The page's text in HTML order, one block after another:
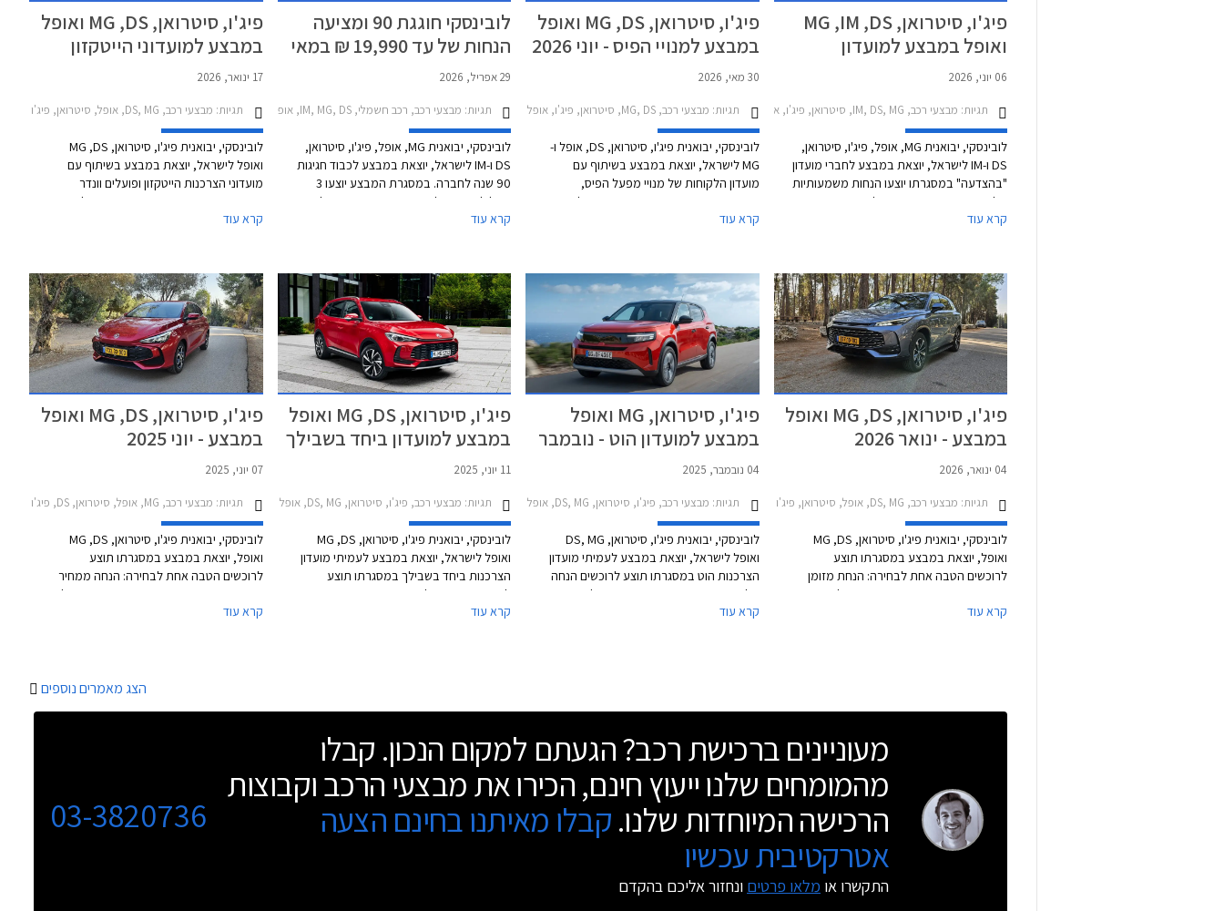
פיג'ו, סיטרואן, MG ,IM ,DS
ואופל במבצע למועדון
בהצדעה - יוני 2026
06 יוני, 2026
תגיות: מבצעי רכב, IM, DS, MG, סיטרואן, פיג'ו, אופל
לובינסקי, יבואנית MG, אופל, פיג'ו, סיטרואן,
DS ו-IM לישראל, יוצאת במבצע לחברי מועדון
"בהצדעה" במסגרתו יוצעו הנחות משמעותיות
של 3,000 עד 24,500 ₪ על מגוון דגמים.
קרא עוד
פיג'ו, סיטרואן, MG ,DS ואופל
במבצע למנויי הפיס - יוני 2026
30 מאי, 2026
תגיות: מבצעי רכב, MG, DS, סיטרואן, פיג'ו, אופל
לובינסקי, יבואנית פיג'ו, סיטרואן, DS, אופל ו-
MG לישראל, יוצאת במבצע בשיתוף עם
מועדון הלקוחות של מנויי מפעל הפיס,
במסגרתו יוצעו מגוון דגמים בהנחות של
עשרות אלפי שקלים ממחיר המחירון
במחירים זולים משמעותית ממחירם כחדשים.
המבצע תקף עד 5 ביוני 2026.
קרא עוד
לובינסקי חוגגת 90 ומציעה
הנחות של עד 19,990 ₪ במאי
2026
29 אפריל, 2026
תגיות: מבצעי רכב, רכב חשמלי, IM, MG, DS, אופל, פיג'ו, סיטרואן, רכב חשמלי
לובינסקי, יבואנית MG, אופל, פיג'ו, סיטרואן,
DS ו-IM לישראל, יוצאת במבצע לכבוד חגיגות
90 שנה לחברה. במסגרת המבצע יוצעו 3
מסלולי רכישה לבחירה: הנחה כספית של עד
19,990 ₪ בעסקת מזומן, טרייד-אין במחיר
בפריסה של 90 תשלומים עם ריבית - עד
5.9% צמוד מדד, בהתאם למותג. בנוסף
מוצעים מגוון רכבי יד ראשונה 0 ק"מ מיבואן
במחירים זולים משמעותית ביחס למחירם
כחדשים. המבצע תקף בין התאריכים 4-8
במאי 2026 או עד גמר המלאי.
קרא עוד
פיג'ו, סיטרואן, MG ,DS ואופל
במבצע למועדוני הייטקזון
ופועלים וונדר - ינואר 2026
17 ינואר, 2026
תגיות: מבצעי רכב, DS, MG, אופל, סיטרואן, פיג'ו
לובינסקי, יבואנית פיג'ו, סיטרואן, MG ,DS
ואופל לישראל, יוצאת במבצע בשיתוף עם
מועדוני הצרכנות הייטקזון ופועלים וונדר
במסגרתו יוצעו מגוון דגמים בהנחות של עד
12,000 ₪ ממחיר המחירון בעסקאות מזומן.
ק"מ מיבואן במחירים זולים בעשרות אלפי
שקלים ביחס למחירם כחדשים. המבצע תקף
עד 31 בינואר 2026.
קרא עוד
פיג'ו, סיטרואן, MG ,DS ואופל
במבצע - ינואר 2026
04 ינואר, 2026
תגיות: מבצעי רכב, DS, MG, אופל, סיטרואן, פיג'ו
לובינסקי, יבואנית פיג'ו, סיטרואן, MG ,DS
ואופל, יוצאת במבצע במסגרתו תוצע
לרוכשים הטבה אחת לבחירה: הנחת מזומן
ממחיר המחירון, עסקת טרייד-אין על הרכב
קרא עוד
פיג'ו, סיטרואן, MG ואופל
במבצע למועדון הוט - נובמבר
2025
04 נובמבר, 2025
תגיות: מבצעי רכב, פיג'ו, סיטרואן, DS, MG, אופל
לובינסקי, יבואנית פיג'ו, סיטרואן, DS, MG
ואופל לישראל, יוצאת במבצע לעמיתי מועדון
הצרכנות הוט במסגרתו תוצע לרוכשים הנחה
של עד 18,000 ₪ ממחיר המחירון לצד
קרא עוד
פיג'ו, סיטרואן, MG ,DS ואופל
במבצע למועדון ביחד בשבילך
- יוני 2025
11 יוני, 2025
תגיות: מבצעי רכב, פיג'ו, סיטרואן, DS, MG, אופל
לובינסקי, יבואנית פיג'ו, סיטרואן, MG ,DS
ואופל לישראל, יוצאת במבצע לעמיתי מועדון
הצרכנות ביחד בשבילך במסגרתו תוצע
קרא עוד
פיג'ו, סיטרואן, MG ,DS ואופל
במבצע - יוני 2025
07 יוני, 2025
תגיות: מבצעי רכב, MG, אופל, סיטרואן, DS, פיג'ו
לובינסקי, יבואנית פיג'ו, סיטרואן, MG ,DS
ואופל, יוצאת במבצע במסגרתו תוצע
לרוכשים הטבה אחת לבחירה: הנחה ממחיר
המחירון, עסקת טרייד-אין במחיר מחירון על
הרכב הישן או הטבת מימון משתנה בהתאם
חשמלי יקבלו במתנה עמדת טעינה ביתית
קרא עוד
הצג מאמרים נוספים
מעוניינים ברכישת רכב? הגעתם למקום הנכון. קבלו
מהמומחים שלנו ייעוץ חינם, הכירו את מבצעי הרכב וקבוצות
הרכישה המיוחדות שלנו.קבלו מאיתנו בחינם הצעה
אטרקטיבית עכשיו
התקשרו או מלאו פרטים ונחזור אליכם בהקדם
03-3820736